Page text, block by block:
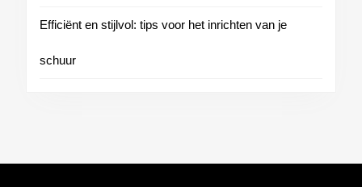
Efficiënt en stijlvol: tips voor het inrichten van je
schuur